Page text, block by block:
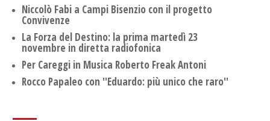
Niccolò Fabi a Campi Bisenzio con il progetto
Convivenze
La Forza del Destino: la prima martedì 23
novembre in diretta radiofonica
Per Careggi in Musica Roberto Freak Antoni
Rocco Papaleo con ''Eduardo: più unico che raro''